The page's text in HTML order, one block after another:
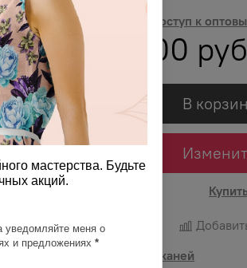
Получить доступ к
815.00 руб
В
Описание тканей
мастерства. Будьте
акций.
уведомляйте меня о
и предложениях *